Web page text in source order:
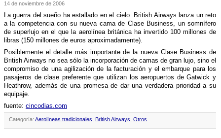
14 de noviembre de 2006
La guerra del sueño ha estallado en el cielo. British Airways lanza un reto
a la competencia con su nueva cama de Clase Business, un somní­fero
de superlujo en el que la aerolí­nea británica ha invertido 100 millones de
libras (150 millones de euros aproximadamente).
Posiblemente el detalle más importante de la nueva Clase Business de
British Airways no sea sólo la incorporación de camas de gran lujo, sino el
compromiso de una agilización de la facturación y el embarque para los
pasajeros de clase preferente que utilizan los aeropuertos de Gatwick y
Heathrow, además de una promesa de dar una verdadera prioridad a su
equipaje.
fuente: cincodias.com
Categoría: Aerolíneas tradicionales British Airways Otros